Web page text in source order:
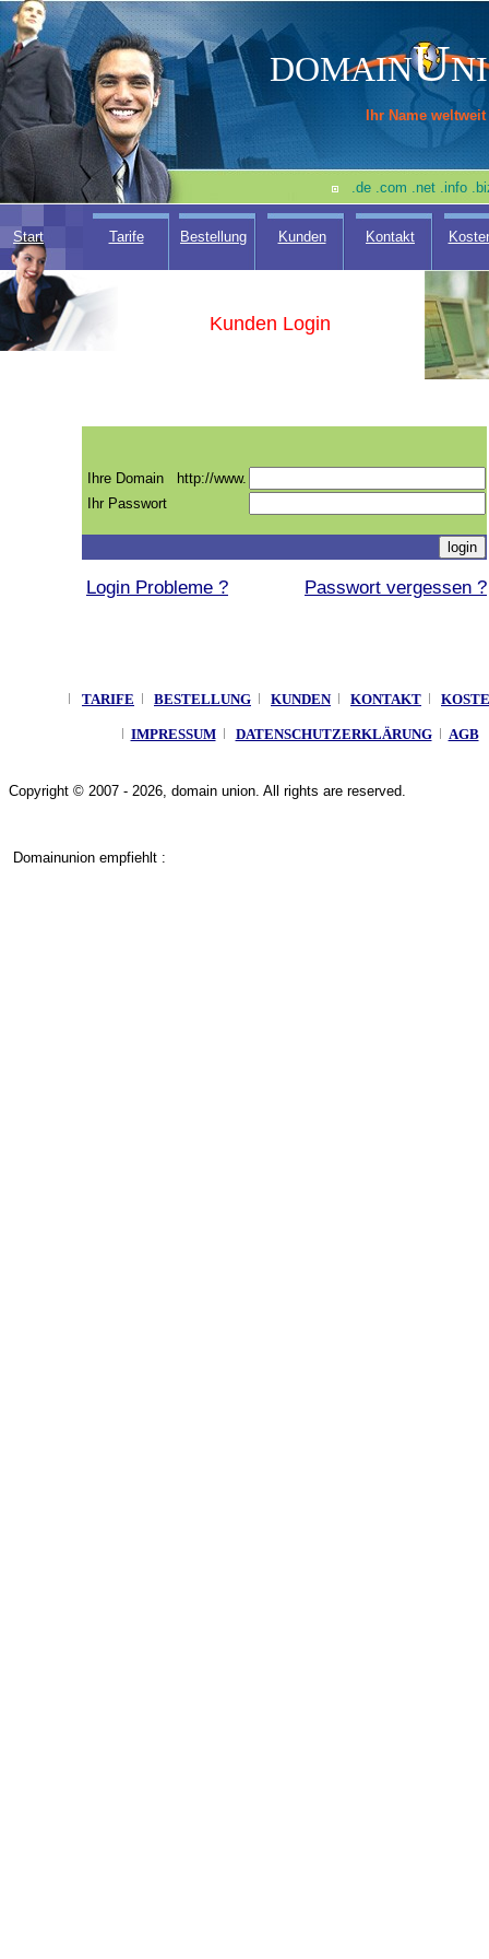
DOMAINU
Ihr Name weltweit
.de .com .net .info
Start Tarife Bestellung Kunden Kontakt
Kunden Login
Ihre Domain
http://www.
Ihr Passwort
Login Probleme ? Passwort vergessen ?
TARIFE BESTELLUNG KUNDEN KONTAKT
IMPRESSUM DATENSCHUTZERKLÄRUNG AGB
Copyright © 2007 - 2026, domain union. All rights are reserved.
Domainunion empfiehlt :